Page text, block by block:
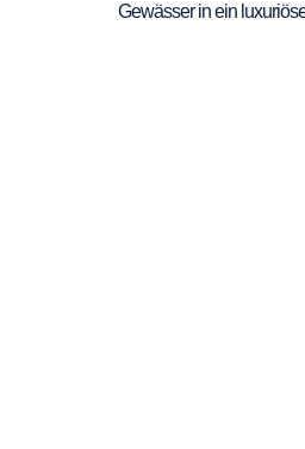
Gewässer in ein